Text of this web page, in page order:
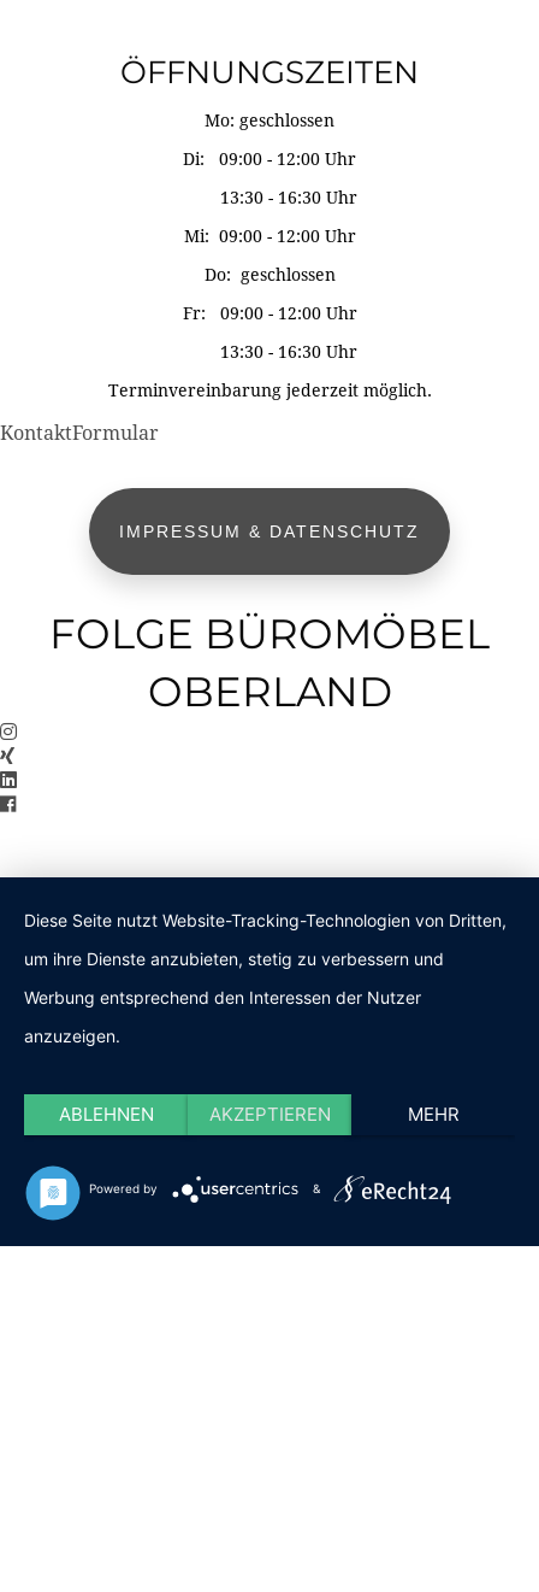
ÖFFNUNGSZEITEN
Mo: geschlossen
Di: 09:00 - 12:00 Uhr
13:30 - 16:30 Uhr
Mi: 09:00 - 12:00 Uhr
Do: geschlossen
Fr: 09:00 - 12:00 Uhr
13:30 - 16:30 Uhr
Terminvereinbarung jederzeit möglich.
KontaktFormular
IMPRESSUM & DATENSCHUTZ
FOLGE BÜROMÖBEL
OBERLAND
Diese Seite nutzt Website-Tracking-Technologien von Dritten,
um ihre Dienste anzubieten, stetig zu verbessern und
Werbung entsprechend den Interessen der Nutzer
anzuzeigen.
ABLEHNEN AKZEPTIEREN MEHR
Powered by &